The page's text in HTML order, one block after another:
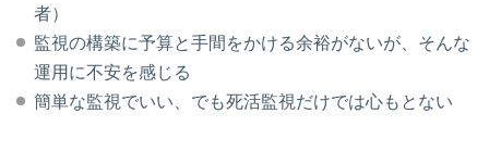
者）
監視の構築に予算と手間をかける余裕がないが、そんな
運用に不安を感じる
簡単な監視でいい、でも死活監視だけでは心もとない